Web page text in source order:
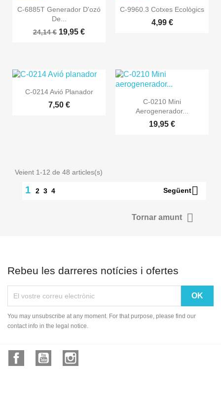
 Vista ràpida
C-6885T Generador D'ozó
De...
24,14 € 19,95 €
 Vista ràpida
C-9960.3 Cotxes Ecològics
4,99 €
 Vista ràpida
C-0214 Avió Planador
7,50 €  Vista ràpida
C-0210 Mini
Aerogenerador...
19,95 €
Veient 1-12 de 48 articles(s)
1 2 3 4 Següent
Tornar amunt 
Rebeu les darreres notícies i ofertes
You may unsubscribe at any moment. For that purpose, please find our
contact info in the legal notice.
FacebookYouTube